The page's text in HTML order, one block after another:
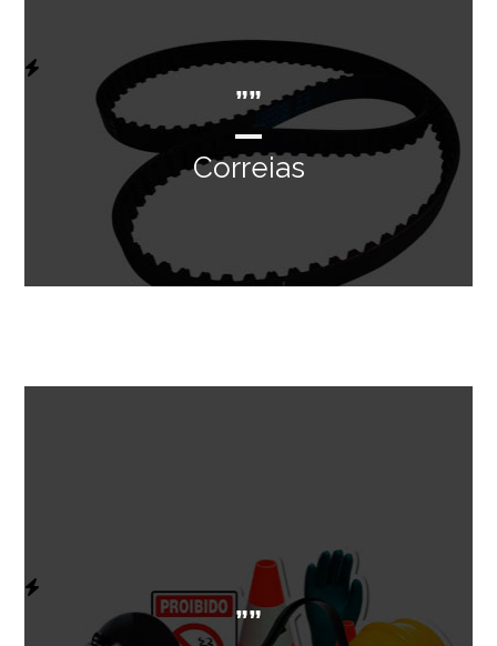
””
Correias
””